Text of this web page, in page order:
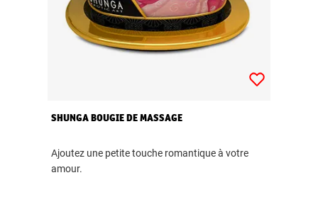
SHUNGA BOUGIE DE MASSAGE
Ajoutez une petite touche romantique à votre
amour.